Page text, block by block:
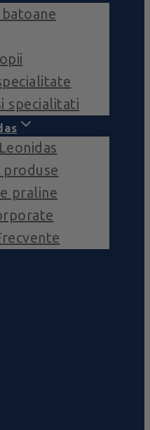
specialitati
produse
praline